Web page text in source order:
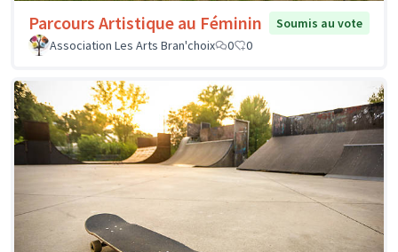
Parcours Artistique au Féminin
Soumis au vote
Association Les Arts Bran'choix
0 0